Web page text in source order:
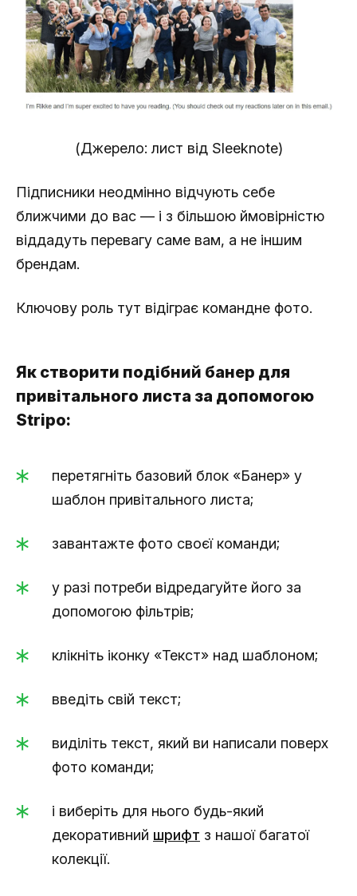
(Джерело: лист від Sleeknote)
Підписники неодмінно відчують себе
ближчими до вас — і з більшою ймовірністю
віддадуть перевагу саме вам, а не іншим
брендам.
Ключову роль тут відіграє командне фото.
Як створити подібний банер для
привітального листа за допомогою
Stripo:
перетягніть базовий блок «Банер» у
шаблон привітального листа;
завантажте фото своєї команди;
у разі потреби відредагуйте його за
допомогою фільтрів;
клікніть іконку «Текст» над шаблоном;
введіть свій текст;
виділіть текст, який ви написали поверх
фото команди;
і виберіть для нього будь-який
декоративний шрифт з нашої багатої
колекції.